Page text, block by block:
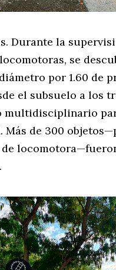
Durante la
se
por 1.60 de
el subsuelo a los
multidisciplinario
de 300
de